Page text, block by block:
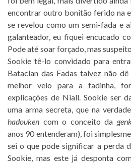
encontrar outro bonitão ferido na
se revelou como um semi-fada e
galanteador, eu fiquei encucado
Pode até soar forçado, mas
Sookie tê-lo convidado para
Bataclan das Fadas talvez não
melhor veio para a fadinha,
explicações de Niall. Sookie ser
uma arma secreta, que na
hadouken com o conceito da
anos 90 entenderam), foi
sei o que pode significar a perda
Sookie, mas este já desponta